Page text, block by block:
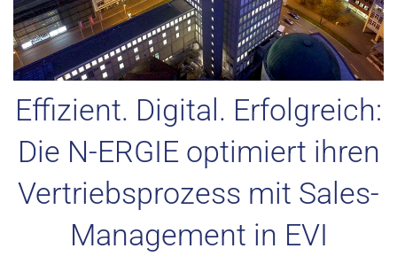
Effizient. Digital. Erfolgreich:
Die N-ERGIE optimiert ihren
Vertriebsprozess mit Sales-
Management in EVI